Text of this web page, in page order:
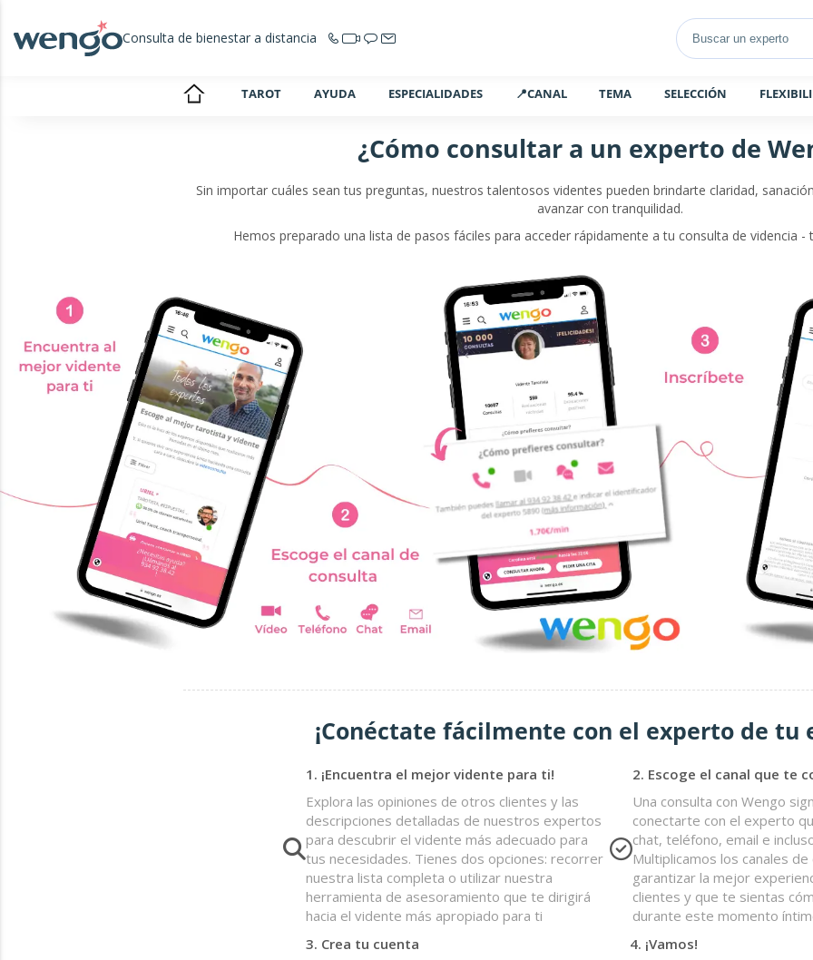
Consulta de bienestar a distancia
TAROT AYUDA ESPECIALIDADES 📍CANAL TEMA SELECCIÓN
¿Cómo consultar a un experto de
Sin importar cuáles sean tus preguntas, nuestros talentosos videntes pueden brindarte claridad,
avanzar con tranquilidad.
Hemos preparado una lista de pasos fáciles para acceder rápidamente a tu consulta de videncia
¡Conéctate fácilmente con el experto de tu
1. ¡Encuentra el mejor vidente para ti!
Explora las opiniones de otros clientes y las
descripciones detalladas de nuestros expertos
para descubrir el vidente más adecuado para
tus necesidades. Tienes dos opciones: recorrer
nuestra lista completa o utilizar nuestra
herramienta de asesoramiento que te dirigirá
hacia el vidente más apropiado para ti
2. Escoge el canal que te
Una consulta con Wengo
conectarte con el experto
chat, teléfono, email e
Multiplicamos los canales
garantizar la mejor
clientes y que te sientas
durante este momento
3. Crea tu cuenta
4. ¡Vamos!